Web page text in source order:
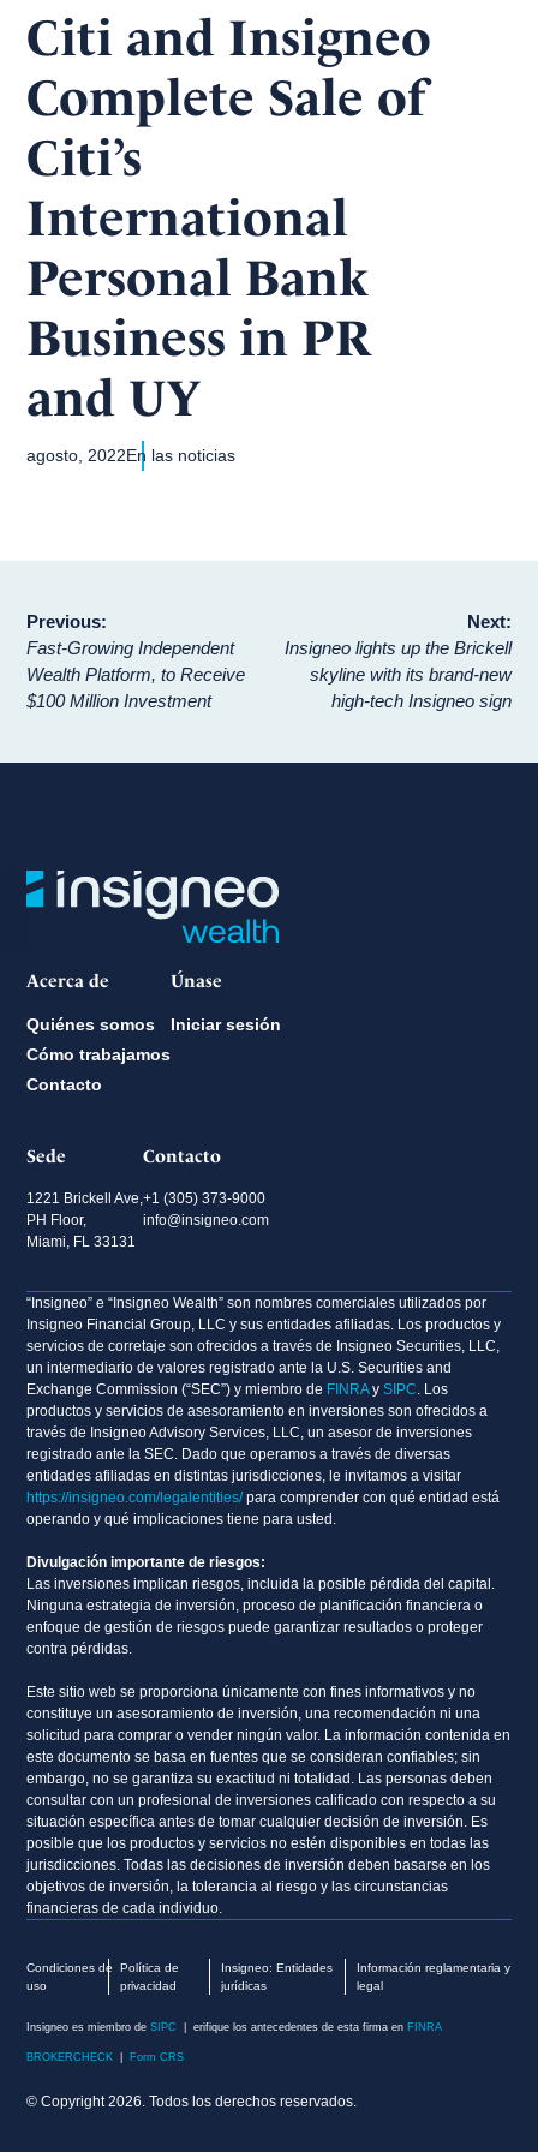
Citi and Insigneo
Complete Sale of
Citi’s
International
Personal Bank
Business in PR
and UY
agosto, 2022En las noticias
Navegación
de
entradas
Previous:
Fast-Growing Independent
Wealth Platform, to Receive
$100 Million Investment
Next:
Insigneo lights up the Brickell
skyline with its brand-new
high-tech Insigneo sign
Acerca de
Quiénes somos
Cómo trabajamos
Contacto
Únase
Iniciar sesión
Sede
1221 Brickell Ave,
PH Floor,
Miami, FL 33131
Contacto
+1 (305) 373-9000
info@insigneo.com
“Insigneo” e “Insigneo Wealth” son nombres comerciales utilizados por
Insigneo Financial Group, LLC y sus entidades afiliadas. Los productos y
servicios de corretaje son ofrecidos a través de Insigneo Securities, LLC,
un intermediario de valores registrado ante la U.S. Securities and
Exchange Commission (“SEC”) y miembro de FINRAySIPC. Los
productos y servicios de asesoramiento en inversiones son ofrecidos a
través de Insigneo Advisory Services, LLC, un asesor de inversiones
registrado ante la SEC. Dado que operamos a través de diversas
entidades afiliadas en distintas jurisdicciones, le invitamos a visitar
https://insigneo.com/legalentities/para comprender con qué entidad está
operando y qué implicaciones tiene para usted.
Divulgación importante de riesgos:
Las inversiones implican riesgos, incluida la posible pérdida del capital.
Ninguna estrategia de inversión, proceso de planificación financiera o
enfoque de gestión de riesgos puede garantizar resultados o proteger
contra pérdidas.
Este sitio web se proporciona únicamente con fines informativos y no
constituye un asesoramiento de inversión, una recomendación ni una
solicitud para comprar o vender ningún valor. La información contenida en
este documento se basa en fuentes que se consideran confiables; sin
embargo, no se garantiza su exactitud ni totalidad. Las personas deben
consultar con un profesional de inversiones calificado con respecto a su
situación específica antes de tomar cualquier decisión de inversión. Es
posible que los productos y servicios no estén disponibles en todas las
jurisdicciones. Todas las decisiones de inversión deben basarse en los
objetivos de inversión, la tolerancia al riesgo y las circunstancias
financieras de cada individuo.
Condiciones de
uso
Política de
privacidad
Insigneo: Entidades
jurídicas
Información reglamentaria y
legal
Insigneo es miembro deSIPC | erifique los antecedentes de esta firma en FINRA
BROKERCHECK Form CRS
© Copyright 2026. Todos los derechos reservados.